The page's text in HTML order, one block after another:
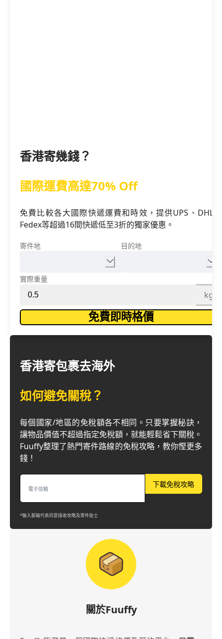
關於Fuuffy
香港寄包裹去海外
如何避免關稅？
每個國家/地區的免稅額各不相同。只要掌握秘訣，
讓物品價值不超過指定免稅額，就能輕鬆省下關稅。
Fuuffy整理了熱門寄件路線的免稅攻略，教你慳更多
錢！
下載免稅攻略
*輸入郵箱代表同意接收攻略及寄件貼士
香港寄幾錢？
國際運費高達70% Off
免費比較各大國際快遞運費和時效，提供UPS、DHL、
Fedex等超過16間快遞低至3折的獨家優惠。
寄件地 目的地
實際重量
kg
免費即時格價